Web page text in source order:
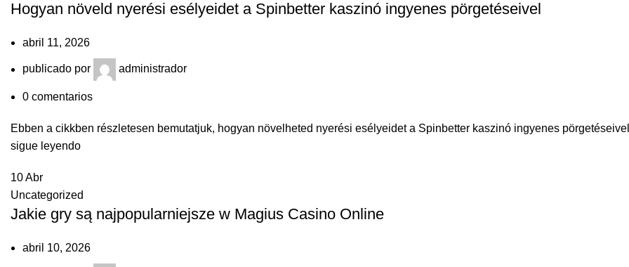
Hogyan növeld nyerési esélyeidet a Spinbetter kaszinó ingyenes pörgetéseivel
abril 11, 2026
publicado por administrador
0 comentarios
Ebben a cikkben részletesen bemutatjuk, hogyan növelheted nyerési esélyeidet a Spinbetter kaszinó ingyenes
sigue leyendo
10Abr
Uncategorized
Jakie gry są najpopularniejsze w Magius Casino Online
abril 10, 2026